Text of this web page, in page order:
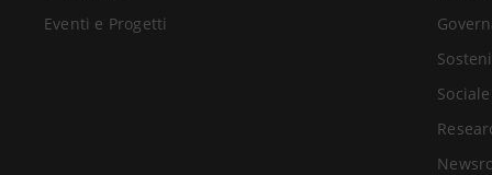
Eventi e Progetti
Sociale